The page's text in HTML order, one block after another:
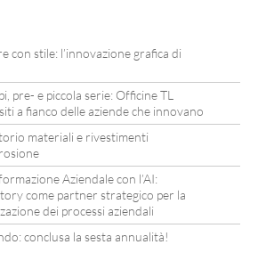
con stile: l’innovazione grafica di
pre- e piccola serie: Officine TL
a fianco delle aziende che innovano
materiali e rivestimenti
Aziendale con l’AI:
come partner strategico per la
dei processi aziendali
conclusa la sesta annualità!